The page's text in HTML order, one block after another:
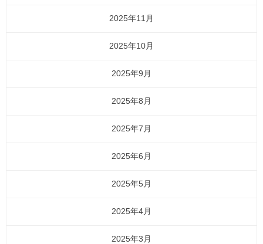
2025年11月
2025年10月
2025年9月
2025年8月
2025年7月
2025年6月
2025年5月
2025年4月
2025年3月